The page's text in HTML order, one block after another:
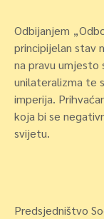
Odbijanjem
principijelan stav
na pravu
unilateralizma te
imperija.
koja bi se
svijetu.
Predsjedništvo